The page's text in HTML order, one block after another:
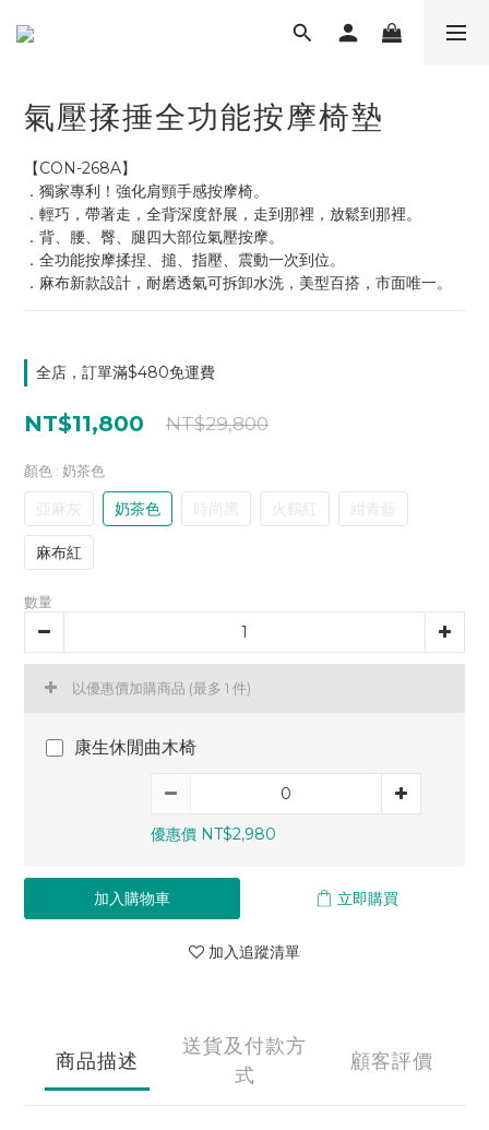
氣壓揉捶全功能按摩椅墊
【CON-268A】
．獨家專利！強化肩頸手感按摩椅。
．輕巧，帶著走，全背深度舒展，走到那裡，放鬆到那裡。
．背、腰、臀、腿四大部位氣壓按摩。
．全功能按摩揉捏、搥、指壓、震動一次到位。
．麻布新款設計，耐磨透氣可拆卸水洗，美型百搭，市面唯一。
全店，訂單滿$480免運費
NT$11,800 NT$29,800
顏色 : 奶茶色
亞麻灰 奶茶色 時尚黑 火鶴紅 紺青藍
麻布紅
數量
以優惠價加購商品 (最多 1 件)
康生休閒曲木椅
優惠價 NT$2,980
加入購物車 立即購買
加入追蹤清單
商品描述
送貨及付款方
式
顧客評價